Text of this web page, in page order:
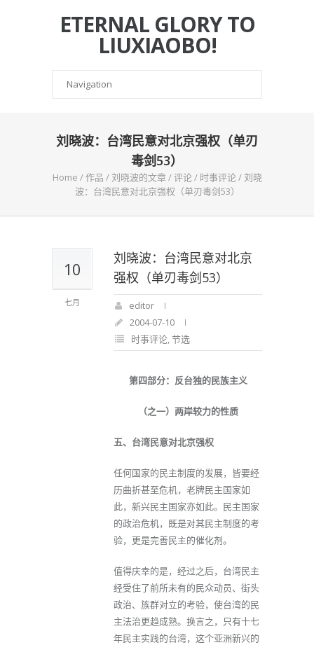
ETERNAL GLORY TO
LIUXIAOBO!
刘晓波：台湾民意对北京强权（单刃
毒剑53）
Home /作品 /刘晓波的文章/评论/ 时事评论/刘晓
波：台湾民意对北京强权（单刃毒剑53）
10
七月
刘晓波：台湾民意对北京
强权（单刃毒剑53）
editor
2004-07-10
时事评论,节选
第四部分：反台独的民族主义
（之一）两岸较力的性质
五、台湾民意对北京强权
任何国家的民主制度的发展，皆要经
历曲折甚至危机，老牌民主国家如
此，新兴民主国家亦如此。民主国家
的政治危机，既是对其民主制度的考
验，更是完善民主的催化剂。
值得庆幸的是，经过之后，台湾民主
经受住了前所未有的民众动员、街头
政治、族群对立的考验，使台湾的民
主法治更趋成熟。换言之，只有十七
年民主实践的台湾，这个亚洲新兴的